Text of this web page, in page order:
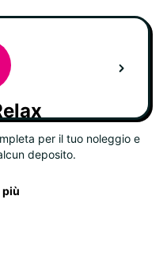
per il tuo noleggio e
deposito.
più